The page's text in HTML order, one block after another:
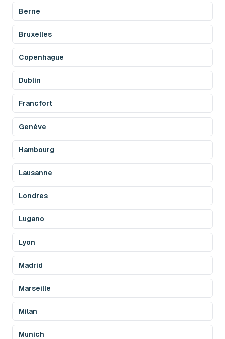
Berne
Bruxelles
Copenhague
Dublin
Francfort
Genève
Hambourg
Lausanne
Londres
Lugano
Lyon
Madrid
Marseille
Milan
Munich